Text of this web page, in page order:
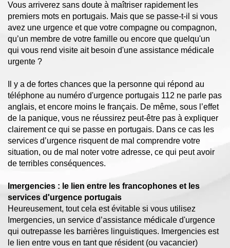
Vous arriverez sans doute à maîtriser rapidement les
premiers mots en portugais. Mais que se passe-t-il si vous
avez une urgence et que votre compagne ou compagnon,
qu’un membre de votre famille ou encore que quelqu'un
qui vous rend visite ait besoin d'une assistance médicale
urgente ?
Il y a de fortes chances que la personne qui répond au
téléphone au numéro d'urgence portugais 112 ne parle pas
anglais, et encore moins le français. De même, sous l’effet
de la panique, vous ne réussirez peut-être pas à expliquer
clairement ce qui se passe en portugais. Dans ce cas les
services d’urgence risquent de mal comprendre votre
situation, ou de mal noter votre adresse, ce qui peut avoir
de terribles conséquences.
Imergencies : le lien entre les francophones et les
services d'urgence portugais
Heureusement, tout cela est évitable si vous utilisez
Imergencies, un service d’assistance médicale d'urgence
qui outrepasse les barrières linguistiques. Imergencies est
le lien entre vous en tant que résident (ou vacancier)